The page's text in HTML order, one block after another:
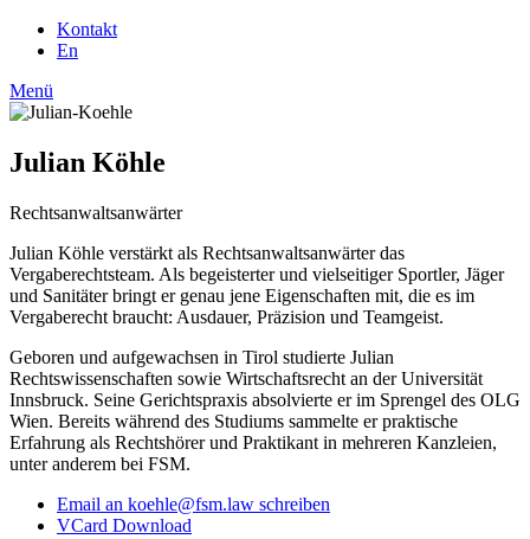
Kontakt
En
Menü
Julian Köhle
Rechtsanwaltsanwärter
Julian Köhle verstärkt als Rechtsanwaltsanwärter das
Vergaberechtsteam. Als begeisterter und vielseitiger Sportler, Jäger
und Sanitäter bringt er genau jene Eigenschaften mit, die es im
Vergaberecht braucht: Ausdauer, Präzision und Teamgeist.
Geboren und aufgewachsen in Tirol studierte Julian
Rechtswissenschaften sowie Wirtschaftsrecht an der Universität
Innsbruck. Seine Gerichtspraxis absolvierte er im Sprengel des OLG
Wien. Bereits während des Studiums sammelte er praktische
Erfahrung als Rechtshörer und Praktikant in mehreren Kanzleien,
unter anderem bei FSM.
Email an koehle@fsm.law schreiben
VCard Download